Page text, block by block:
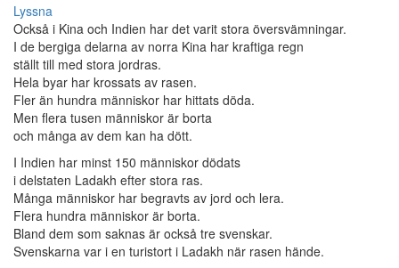
Lyssna
Också i Kina och Indien har det varit stora översvämningar.
I de bergiga delarna av norra Kina har kraftiga regn
ställt till med stora jordras.
Hela byar har krossats av rasen.
Fler än hundra människor har hittats döda.
Men flera tusen människor är borta
och många av dem kan ha dött.
I Indien har minst 150 människor dödats
i delstaten Ladakh efter stora ras.
Många människor har begravts av jord och lera.
Flera hundra människor är borta.
Bland dem som saknas är också tre svenskar.
Svenskarna var i en turistort i Ladakh när rasen hände.